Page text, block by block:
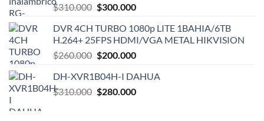
$310.000 El
original
era:
$310.000.
$300.000El
actual
es:
$300.000.
DVR 4CH TURBO 1080p LITE 1BAHIA/6TB
H.264+ 25FPS HDMI/VGA METAL HIKVISION
$260.000 El
original
era:
$200.000El
actual
es:
DH-XVR1B04H-I DAHUA
$310.000 El
$280.000El